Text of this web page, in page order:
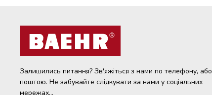
Залишились питання? Зв'яжіться з нами по телефону, або
поштою. Не забувайте слідкувати за нами у соціальних
мережах...